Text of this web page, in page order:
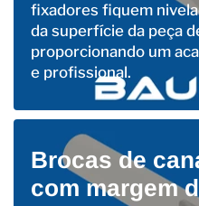
fixadores fiquem
da superfície da peça
proporcionando um
e profissional.
Brocas de
com margem